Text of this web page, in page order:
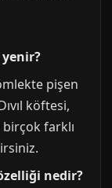
yenir?
pişen
köftesi,
birçok farklı
nedir?